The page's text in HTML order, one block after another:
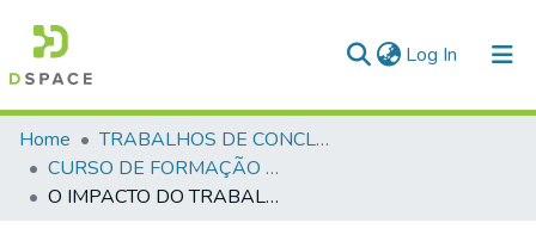
Log In (current)
Communities & Collections
All of DSpace
Home
TRABALHOS DE CONCLUSÃO DE CURSO - CFO (CURSO DE FORMAÇÃO DE OFICIAIS)
CURSO DE FORMAÇÃO DE OFICIAIS - 42ª TURMA CFO – ASPIRANTES - 2015
O IMPACTO DO TRABALHO OPERACIONAL NA SAÚDE MENTAL DO POLICIAL MILITAR EM GOIÁS: UM ESTUDO DO CAS EM 2015